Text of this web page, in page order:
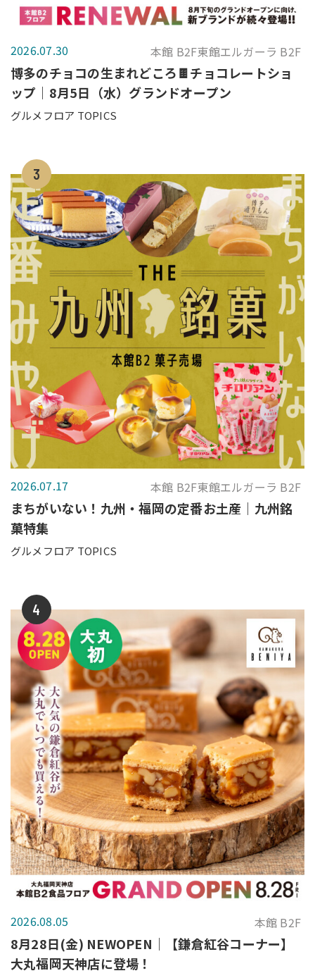
2026.07.30 本館 B2F東館エルガーラ B2F
博多のチョコの生まれどころ🍫チョコレートショ
ップ｜8月5日（水）グランドオープン
グルメフロア TOPICS
3
2026.07.17 本館 B2F東館エルガーラ B2F
まちがいない！九州・福岡の定番お土産｜九州銘
菓特集
グルメフロア TOPICS
4
2026.08.05 本館 B2F
8月28日(金) NEWOPEN｜【鎌倉紅谷コーナー】
大丸福岡天神店に登場！